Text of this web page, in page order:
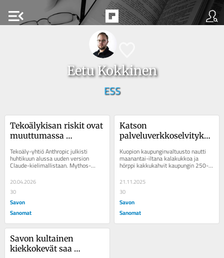
menu_open
Eetu Kokkinen
ESS
Tekoälykisan riskit ovat
muuttumassa
Tekoäly-yhtiö Anthropic julkisti
huhtikuun alussa uuden version
Claude-kielimallistaan. Mythos-
nimen saanut malli ei kuitenkaan
saapunut kaikkien...
20.04.2026
30
Savon
Sanomat
Katson
palveluverkkoselvityksen
tavoin kuin konsultti
Kuopion kaupunginvaltuusto nautti
maanantai-iltana kalakukkoa ja
hörppi kakkukahvit kaupungin 250-
vuotissyntymäpäivän kunniaksi. Sen
jälkeen...
21.11.2025
30
Savon
Sanomat
Savon kultainen
kiekkokevät saa